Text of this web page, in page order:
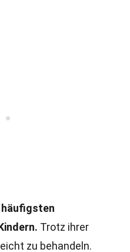
Trotz ihrer
zu behandeln.